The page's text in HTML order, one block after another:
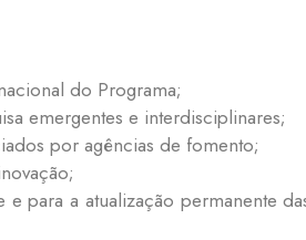
do Programa;
emergentes e interdisciplinares;
por agências de fomento;
para a atualização permanente